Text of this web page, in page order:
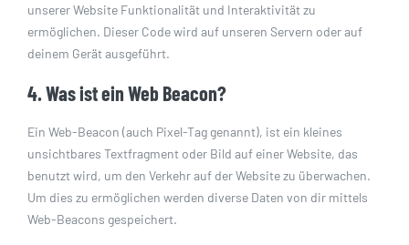
unserer Website Funktionalität und Interaktivität zu
ermöglichen. Dieser Code wird auf unseren Servern oder auf
deinem Gerät ausgeführt.
4. Was ist ein Web Beacon?
Ein Web-Beacon (auch Pixel-Tag genannt), ist ein kleines
unsichtbares Textfragment oder Bild auf einer Website, das
benutzt wird, um den Verkehr auf der Website zu überwachen.
Um dies zu ermöglichen werden diverse Daten von dir mittels
Web-Beacons gespeichert.